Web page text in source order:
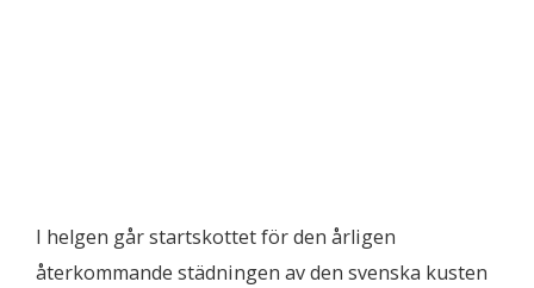
I helgen går startskottet för den årligen
återkommande städningen av den svenska kusten